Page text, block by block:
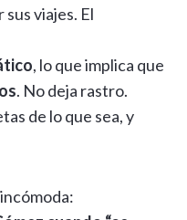
viajes. El
, lo que implica que
. No deja rastro.
de lo que sea, y